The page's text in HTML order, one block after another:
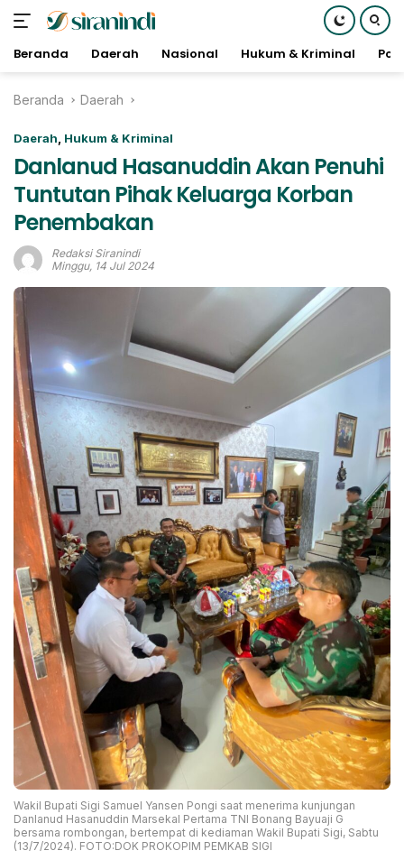
Beranda Daerah Nasional Hukum & Kriminal
Beranda Daerah
Daerah Hukum & Kriminal
Danlanud Hasanuddin Akan Penuhi
Tuntutan Pihak Keluarga Korban
Penembakan
Redaksi Siranindi
Minggu, 14 Jul 2024
Wakil Bupati Sigi Samuel Yansen Pongi saat menerima kunjungan
Danlanud Hasanuddin Marsekal Pertama TNI Bonang Bayuaji G
bersama rombongan, bertempat di kediaman Wakil Bupati Sigi, Sabtu
(13/7/2024). FOTO:DOK PROKOPIM PEMKAB SIGI